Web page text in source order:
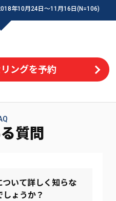
年10月24日〜11月16日(N=106)
ングを予約
質問
いて詳しく知らな
ょうか？